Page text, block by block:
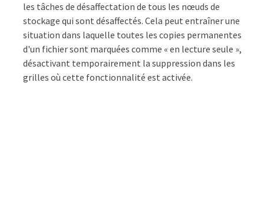
les tâches de désaffectation de tous les nœuds de
stockage qui sont désaffectés. Cela peut entraîner une
situation dans laquelle toutes les copies permanentes
d'un fichier sont marquées comme « en lecture seule »,
désactivant temporairement la suppression dans les
grilles où cette fonctionnalité est activée.